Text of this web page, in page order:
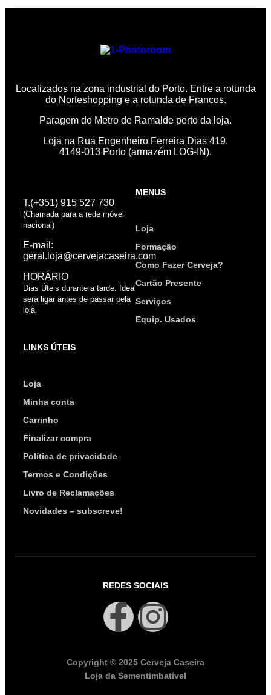
Localizados na zona industrial do Porto. Entre a rotunda
do Norteshopping e a rotunda de Francos.
Paragem do Metro de Ramalde perto da loja.
Loja na Rua Engenheiro Ferreira Dias 419,
4149-013 Porto (armazém LOG-IN).
T.(+351) 915 527 730
(Chamada para a rede móvel
nacional)
E-mail:
geral.loja@cervejacaseira.com
HORÁRIO
Dias Úteis durante a tarde. Ideal
será ligar antes de passar pela
loja.
MENUS
Loja
Formação
Como Fazer Cerveja?
Cartão Presente
Serviços
Equip. Usados
LINKS ÚTEIS
Loja
Minha conta
Carrinho
Finalizar compra
Política de privacidade
Termos e Condições
Livro de Reclamações
Novidades – subscreve!
REDES SOCIAIS
Copyright © 2025 Cerveja Caseira
Loja da Sementimbatível